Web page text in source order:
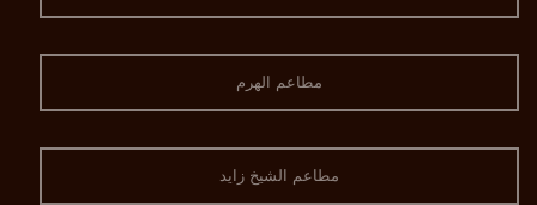
مطاعم الهرم
مطاعم الشيخ زايد